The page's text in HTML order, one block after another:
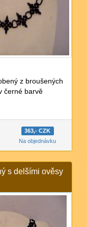
z broušených
černé barvě
363,- CZK
Na objednávku
s delšími ověsy